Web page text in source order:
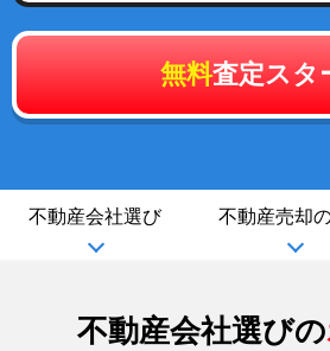
無料査定スタ
不動産会社選び 不動産売却
不動産会社選びの